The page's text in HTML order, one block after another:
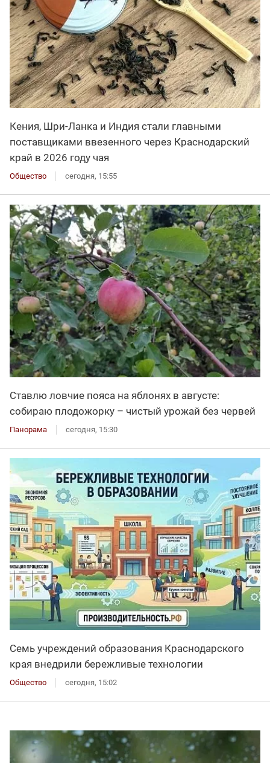
Кения, Шри-Ланка и Индия стали главными
поставщиками ввезенного через Краснодарский
край в 2026 году чая
Общество сегодня, 15:55
Ставлю ловчие пояса на яблонях в августе:
собираю плодожорку – чистый урожай без червей
Панорама сегодня, 15:30
Семь учреждений образования Краснодарского
края внедрили бережливые технологии
Общество сегодня, 15:02